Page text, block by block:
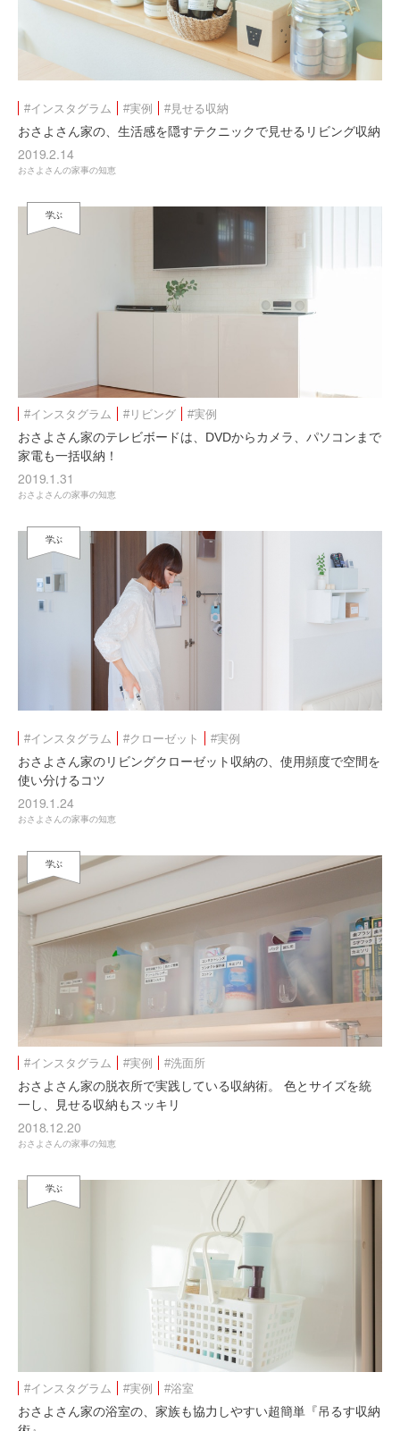
#インスタグラム #実例 #見せる収納
おさよさん家の、生活感を隠すテクニックで見せるリビング収納
2019.2.14
おさよさんの家事の知恵
学ぶ
#インスタグラム #リビング #実例
おさよさん家のテレビボードは、DVDからカメラ、パソコンまで
家電も一括収納！
2019.1.31
おさよさんの家事の知恵
学ぶ
#インスタグラム #クローゼット #実例
おさよさん家のリビングクローゼット収納の、使用頻度で空間を
使い分けるコツ
2019.1.24
おさよさんの家事の知恵
学ぶ
#インスタグラム #実例 #洗面所
おさよさん家の脱衣所で実践している収納術。 色とサイズを統
一し、見せる収納もスッキリ
2018.12.20
おさよさんの家事の知恵
学ぶ
#インスタグラム #実例 #浴室
おさよさん家の浴室の、家族も協力しやすい超簡単『吊るす収納